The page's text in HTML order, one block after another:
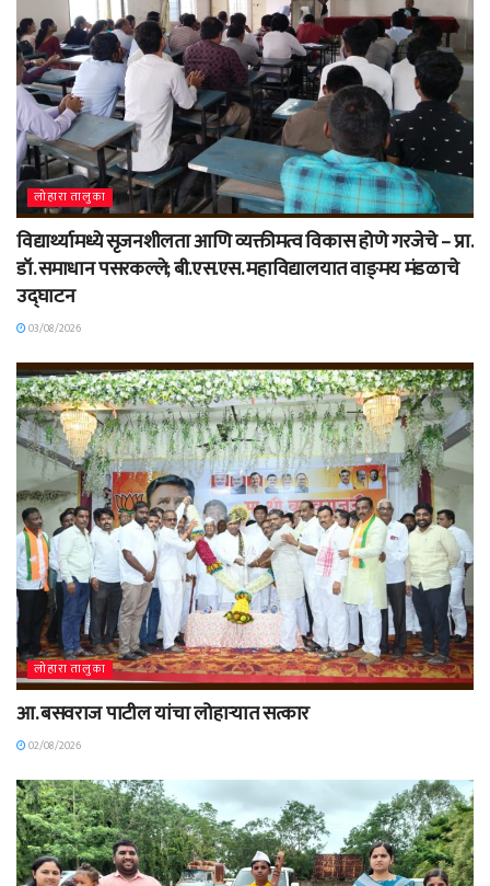
लोहारा तालुका
विद्यार्थ्यामध्ये सृजनशीलता आणि व्यक्तीमत्व विकास होणे गरजेचे – प्रा.
डॉ. समाधान पसरकल्ले; बी.एस.एस. महाविद्यालयात वाङ्‌मय मंडळाचे
उद्घाटन
03/08/2026
लोहारा तालुका
आ. बसवराज पाटील यांचा लोहाऱ्यात सत्कार
02/08/2026